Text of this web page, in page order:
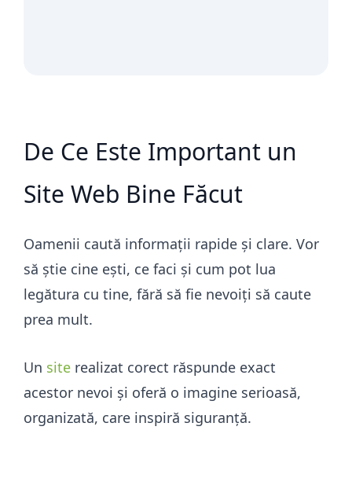
De Ce Este Important un
Site Web Bine Făcut
Oamenii caută informații rapide și clare. Vor
să știe cine ești, ce faci și cum pot lua
legătura cu tine, fără să fie nevoiți să caute
prea mult.
Un site realizat corect răspunde exact
acestor nevoi și oferă o imagine serioasă,
organizată, care inspiră siguranță.